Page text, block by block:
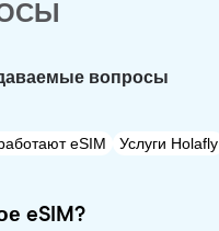
вопросы
eSIM Услуги Holafly
eSIM?